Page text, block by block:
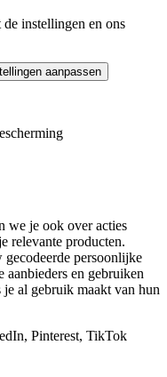
instellingen en ons
aanpassen
we je ook over acties
relevante producten.
persoonlijke
aanbieders en gebruiken
al gebruik maakt van hun
Pinterest, TikTok